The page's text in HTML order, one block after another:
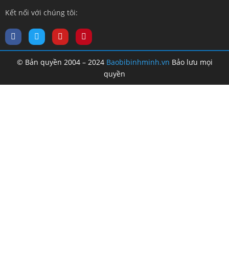
Kết nối với chúng tôi:
© Bản quyền 2004 – 2024 Baobibinhminh.vn Bảo lưu mọi
quyền